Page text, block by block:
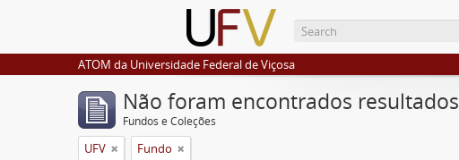
ATOM da Universidade Federal de Viçosa
Não foram encontrados resultados
Fundos e Coleções
UFV Fundo